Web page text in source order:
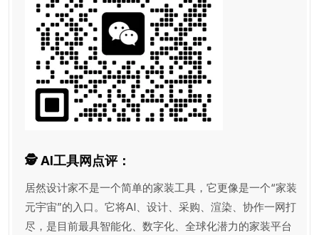
🕵️‍ AI工具网点评：
居然设计家不是一个简单的家装工具，它更像是一个“家装
元宇宙”的入口。它将AI、设计、采购、渲染、协作一网打
尽，是目前最具智能化、数字化、全球化潜力的家装平台